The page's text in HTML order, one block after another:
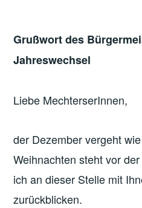
Grußwort des
Jahreswechsel
Liebe MechterserInnen,
der Dezember vergeht
Weihnachten steht vor
ich an dieser Stelle mit
zurückblicken.